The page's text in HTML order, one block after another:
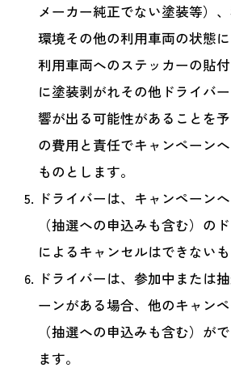
メーカー純正でない塗装等）
環境その他の利用車両の状態
利用車両へのステッカーの貼
に塗装剥がれその他ドライバ
響が出る可能性があることを
の費用と責任でキャンペーン
ものとします。
ドライバーは、キャンペーン
（抽選への申込みも含む）の
によるキャンセルはできないも
ドライバーは、参加中または
ーンがある場合、他のキャン
（抽選への申込みも含む）が
ます。